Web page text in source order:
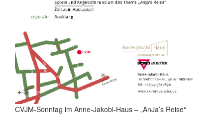
CVJM-Sonntag im Anne-Jakobi-Haus – „AnJa’s Reise“